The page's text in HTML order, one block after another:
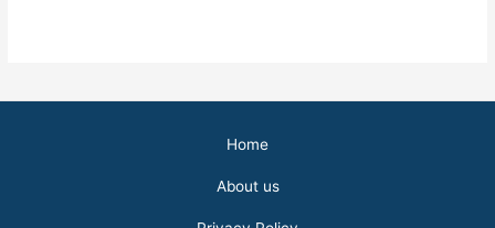
Home
About us